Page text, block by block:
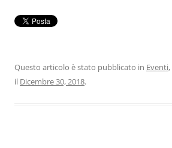
Questo articolo è stato pubblicato in Eventi,
il Dicembre 30, 2018.